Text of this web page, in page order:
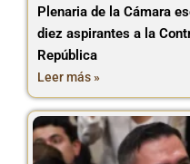
Plenaria de la Cámara
diez aspirantes a la
República
Leer más »